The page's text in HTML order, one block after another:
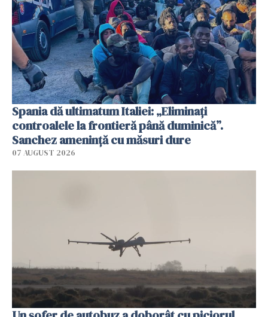
Spania dă ultimatum Italiei: „Eliminați
controalele la frontieră până duminică”.
Sanchez amenință cu măsuri dure
07 AUGUST 2026